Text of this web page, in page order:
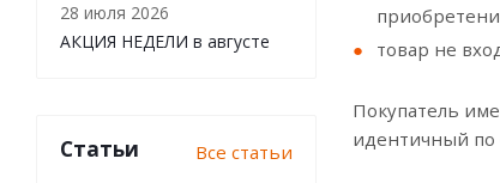
товар не
Покупатель
идентичный по
28 июля 2026
АКЦИЯ НЕДЕЛИ в августе
Статьи Все статьи